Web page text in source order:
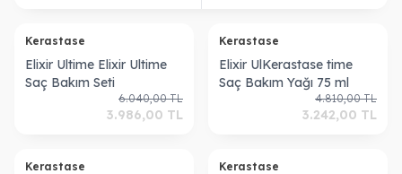
Kerastase
Elixir Ultime Elixir Ultime
Saç Bakım Seti
6.040,00TL
3.986,00 TL
Kerastase
Elixir UlKerastase time
Saç Bakım Yağı 75 ml
4.810,00TL
3.242,00 TL
Kerastase Kerastase